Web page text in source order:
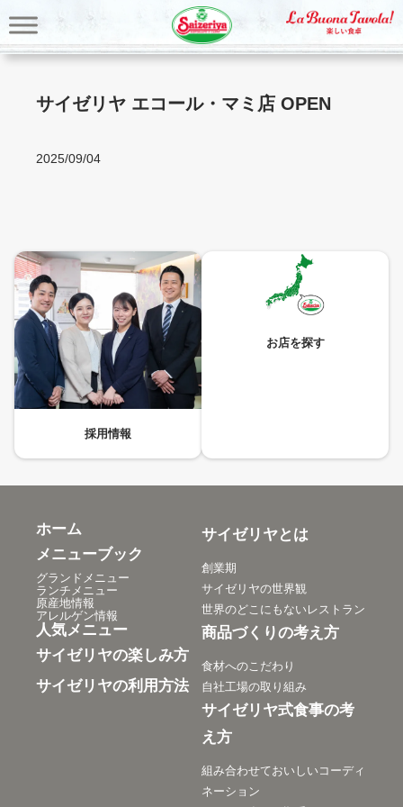
容
を
サイゼリヤ エコール・マミ店 OPEN
2025/09/04
採用情報
お店を探す
ホーム
メニューブック
グランドメニュー
ランチメニュー
原産地情報
アレルゲン情報
人気メニュー
サイゼリヤの楽しみ方
サイゼリヤの利用方法
サイゼリヤとは
創業期
サイゼリヤの世界観
世界のどこにもないレストラン
商品づくりの考え方
食材へのこだわり
自社工場の取り組み
サイゼリヤ式食事の考
え方
組み合わせておいしいコーディ
ネーション